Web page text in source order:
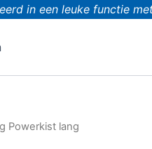
in een leuke functie
Powerkist lang